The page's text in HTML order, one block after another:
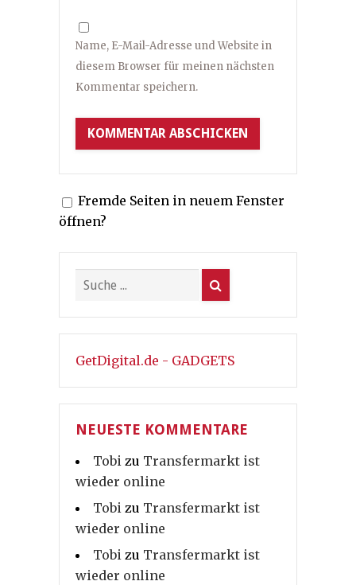
Name, E-Mail-Adresse und Website in
diesem Browser für meinen nächsten
Kommentar speichern.
Fremde Seiten in neuem Fenster
öffnen?
GetDigital.de - GADGETS
NEUESTE KOMMENTARE
Tobi zu Transfermarkt ist
wieder online
Tobi zu Transfermarkt ist
wieder online
Tobi zu Transfermarkt ist
wieder online